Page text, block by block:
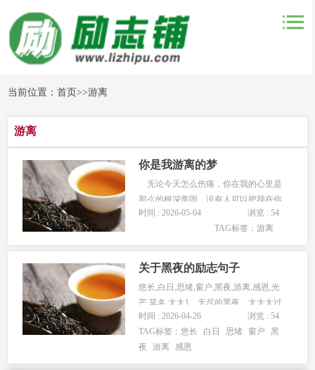
当前位置：首页>>游离
游离
你是我游离的梦
无论今天怎么伤痛，你在我的心里是
那么的根深蒂固，没有人可以把我在你
的身边拿走，因为你是我的，连同你的
生命。不管那喧嚣的热情沉积在哪里，
拦，一意孤行的呈现，倘若你说我这到
地...
时间 : 2026-05-04
浏览 : 54
TAG标签：游离
关于黑夜的励志句子
悠长,白日,思绪,窗户,黑夜,游离,感恩,光
芒,莫名,太太1、无尽的黑夜、太太太过
于黑暗，我没有奢求...
时间 : 2026-04-26
浏览 : 54
TAG标签：悠长 白日 思绪 窗户
黑
夜
游离 感恩